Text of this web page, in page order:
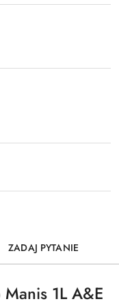
ZADAJ PYTANIE
1L A&E